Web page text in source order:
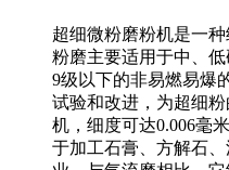
超细微粉磨粉机是一
粉磨主要适用于中、
9级以下的非易燃易爆
试验和改进，为超细
机，细度可达0.006毫
于加工石膏、方解石